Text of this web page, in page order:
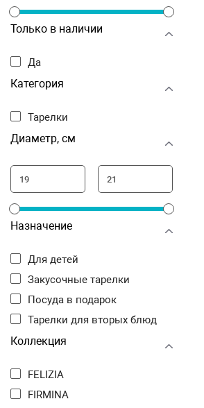
Только в наличии
Да
Категория
Тарелки
Диаметр, см
Назначение
Для детей
Закусочные тарелки
Посуда в подарок
Тарелки для вторых блюд
Коллекция
FELIZIA
FIRMINA